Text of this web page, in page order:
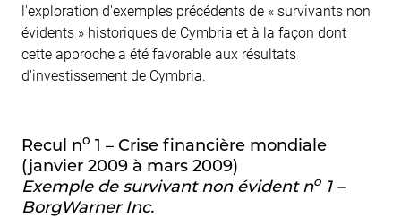
l'exploration d'exemples précédents de « survivants non
évidents » historiques de Cymbria et à la façon dont
cette approche a été favorable aux résultats
d'investissement de Cymbria.
Recul no 1 – Crise financière mondiale
(janvier 2009 à mars 2009)
Exemple de survivant non évident no
1 –
BorgWarner Inc.